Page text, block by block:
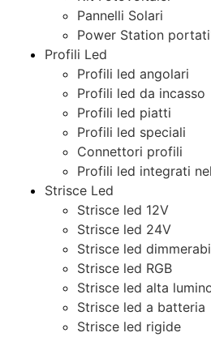
Pannelli Solari
Power Station
Profili Led
Profili led angolari
Profili led da incasso
Profili led piatti
Profili led speciali
Connettori profili
Profili led integrati
Strisce Led
Strisce led 12V
Strisce led 24V
Strisce led
Strisce led RGB
Strisce led alta
Strisce led a batteria
Strisce led rigide